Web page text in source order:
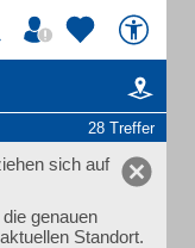
28 Treffer
sich auf
genauen
Standort.